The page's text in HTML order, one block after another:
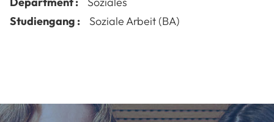
Studiengang :
Soziale Arbeit (BA)